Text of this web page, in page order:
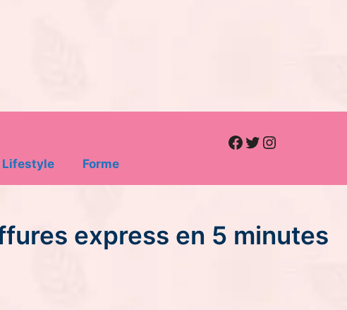
Lifestyle Forme
Facebook
Twitter
Instagram
express en 5 minutes